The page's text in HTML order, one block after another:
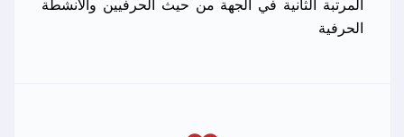
المرتبة الثانية في الجهة من حيث الحرفيين والأنشطة
الحرفية